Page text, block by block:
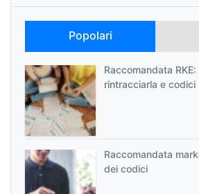
Popolari
Raccomandata RKE: che cos’è, come
rintracciarla e codici
Raccomandata market e il significato
dei codici